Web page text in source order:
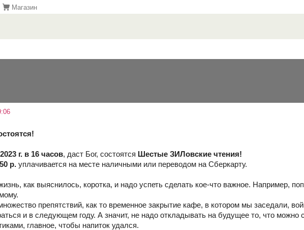
Магазин
г. в 16 часов, даст Бог, состоятся Шестые ЗИЛовские чтения!
р. уплачивается на месте наличными или переводом на Сберкарту.
как выяснилось, коротка, и надо успеть сделать кое-что важное. Например,
препятствий, как то временное закрытие кафе, в котором мы заседали,
и в следующем году. А значит, не надо откладывать на будущее то, что можно
главное, чтобы напиток удался.